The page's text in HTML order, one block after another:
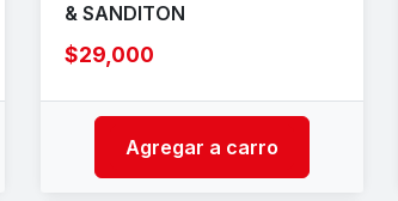
& SANDITON
$29,000
Agregar a carro